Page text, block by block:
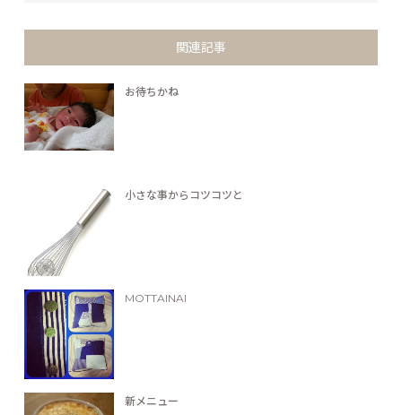
関連記事
お待ちかね
小さな事からコツコツと
MOTTAINAI
新メニュー